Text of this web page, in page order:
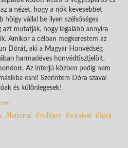
a nézet, hogy a nők kevesebbet
hölgy vállal be ilyen szélsőséges
mutatják, hogy legalább annyira
Amikor a célban megkerestem az
Dórát, aki a Magyar Honvédség
harmadéves honvédtisztjelölt,
Az interjú közben pedig nem
esni! Szerintem Dóra szavai
és különlegesek!
katonai military survival
túra